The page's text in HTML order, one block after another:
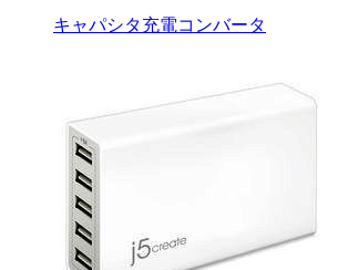
キャパシタ充電コンバータ